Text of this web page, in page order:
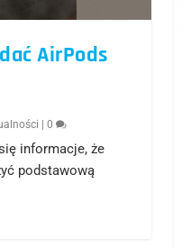
AirPods
|0
informacje, że
podstawową